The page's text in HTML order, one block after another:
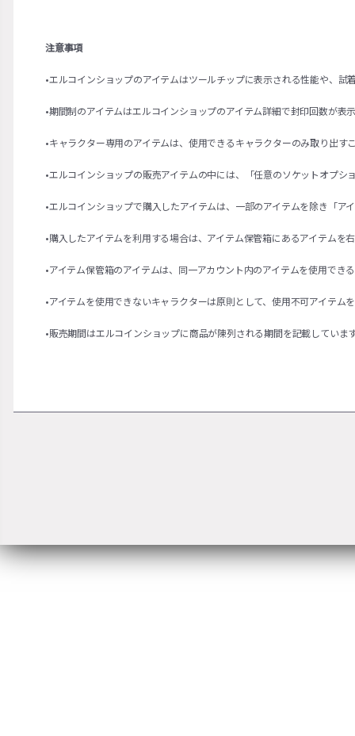
注意事項
•エルコインショップのアイテムはツールチップに表示される性能や、
•期間制のアイテムはエルコインショップのアイテム詳細で封印回数が
•キャラクター専用のアイテムは、使用できるキャラクターのみ取り出す
•エルコインショップの販売アイテムの中には、「任意のソケットオプ
•エルコインショップで購入したアイテムは、一部のアイテムを除き「ア
•購入したアイテムを利用する場合は、アイテム保管箱にあるアイテムを
•アイテム保管箱のアイテムは、同一アカウント内のアイテムを使用でき
•アイテムを使用できないキャラクターは原則として、使用不可アイテム
•販売期間はエルコインショップに商品が陳列される期間を記載してい